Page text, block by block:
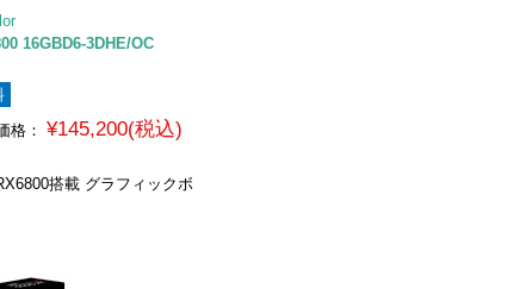
16GBD6-3DHE/OC
格： ¥145,200(税込)
搭載 グラフィックボ